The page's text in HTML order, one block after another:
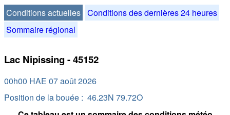
Conditions actuelles Conditions des dernières 24 heures
Sommaire régional
Lac Nipissing - 45152
00h00 HAE 07 août 2026
Position de la bouée : 46.23N 79.72O